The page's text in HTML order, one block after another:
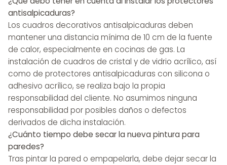
antisalpicaduras?
Los cuadros decorativos antisalpicaduras deben
mantener una distancia mínima de 10 cm de la fuente
de calor, especialmente en cocinas de gas. La
instalación de cuadros de cristal y de vidrio acrílico, así
como de protectores antisalpicaduras con silicona o
adhesivo acrílico, se realiza bajo la propia
responsabilidad del cliente. No asumimos ninguna
responsabilidad por posibles daños o defectos
derivados de dicha instalación.
¿Cuánto tiempo debe secar la nueva pintura para
paredes?
Tras pintar la pared o empapelarla, debe dejar secar la